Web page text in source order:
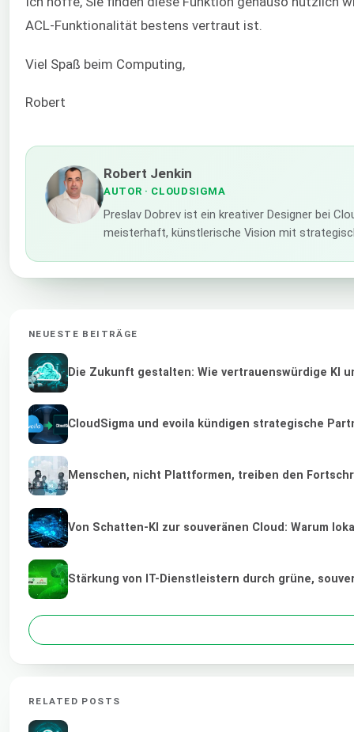
ACL-Funktionalität bestens vertraut ist.
Viel Spaß beim Computing,
Robert
Robert Jenkin
AUTOR · CLOUDSIGMA
Preslav Dobrev ist ein kreativer Designer bei
meisterhaft, künstlerische Vision mit
NEUESTE BEITRÄGE
Die Zukunft gestalten: Wie vertrauenswürdige KI
CloudSigma und evoila kündigen strategische
Menschen, nicht Plattformen, treiben den
Von Schatten-KI zur souveränen Cloud: Warum
Stärkung von IT-Dienstleistern durch grüne,
RELATED POSTS